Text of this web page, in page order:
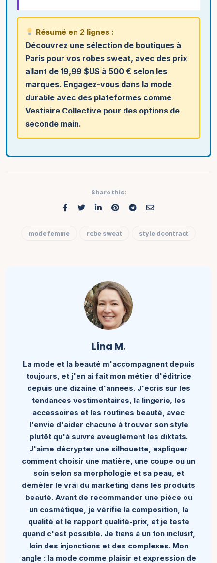
Résumé en 2 lignes :
Découvrez une sélection de boutiques à
Paris pour vos robes sweat, avec des prix
allant de 19,99 $US à 500 € selon les
marques. Engagez-vous dans la mode
durable avec des plateformes comme
Vestiaire Collective pour des options de
seconde main.
Share this:
mode femme robe sweat style dcontract
Lina M.
La mode et la beauté m'accompagnent depuis
toujours, et j'en ai fait mon métier d'éditrice
depuis une dizaine d'années. J'écris sur les
tendances vestimentaires, la lingerie, les
accessoires et les routines beauté, avec
l'envie d'aider chacune à trouver son style
plutôt qu'à suivre aveuglément les diktats.
J'aime décrypter une silhouette, expliquer
comment choisir une matière, une coupe ou un
soin selon sa morphologie et sa peau, et
démêler le vrai du marketing dans les produits
beauté. Avant de recommander une pièce ou
un cosmétique, je vérifie la composition, la
qualité et le rapport qualité-prix, et je teste
quand c'est possible. Je tiens à un ton inclusif,
loin des injonctions et des complexes. Mon
angle : la mode comme plaisir et expression de